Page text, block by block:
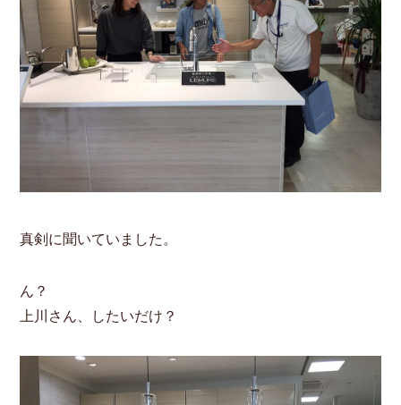
真剣に聞いていました。
ん？
上川さん、したいだけ？